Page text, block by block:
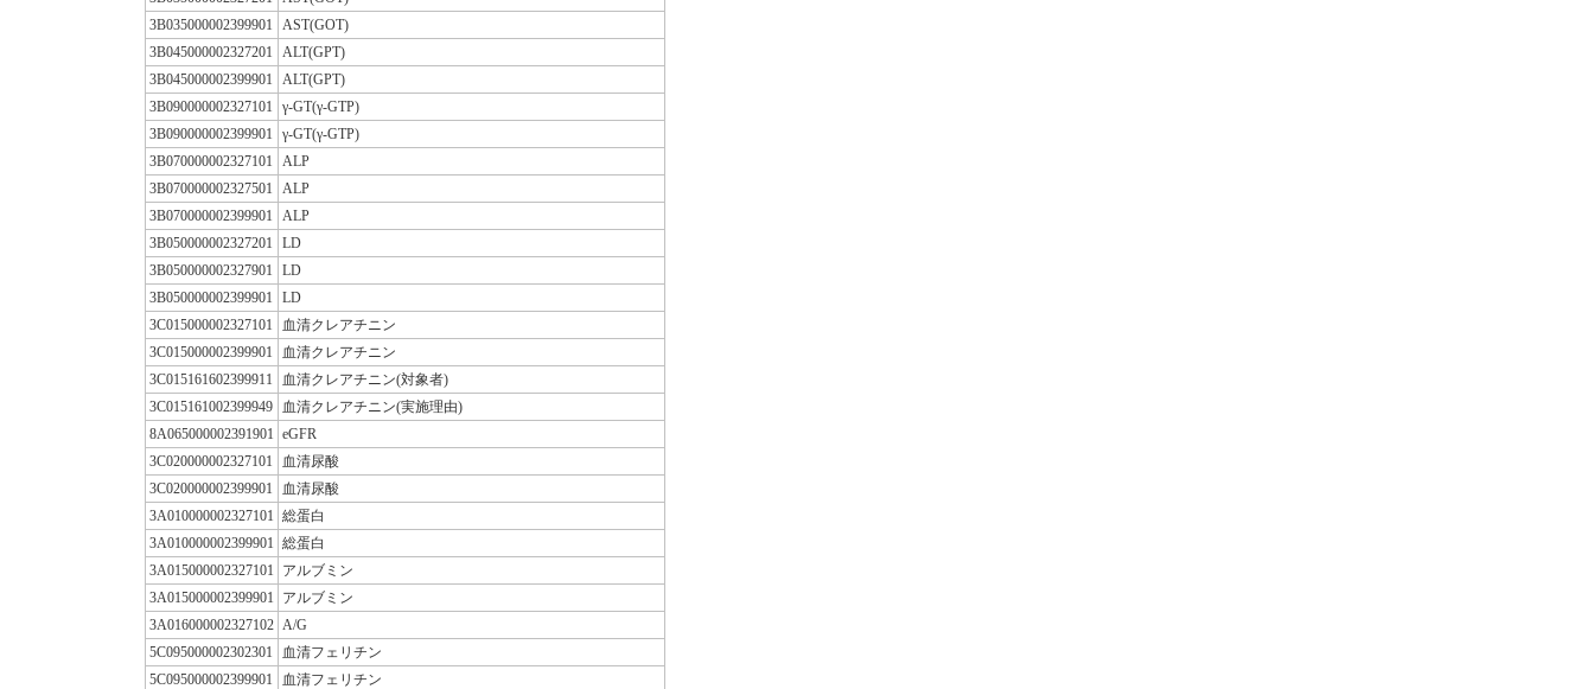
3B035000002399901
AST(GOT)
3B045000002327201
ALT(GPT)
3B045000002399901
ALT(GPT)
3B090000002327101
γ-GT(γ-GTP)
3B090000002399901
γ-GT(γ-GTP)
3B070000002327101
ALP
3B070000002327501
ALP
3B070000002399901
ALP
3B050000002327201
LD
3B050000002327901
LD
3B050000002399901
LD
3C015000002327101
血清クレアチニン
3C015000002399901
血清クレアチニン
3C015161602399911
血清クレアチニン(対象者)
3C015161002399949
血清クレアチニン(実施理由)
8A065000002391901
eGFR
3C020000002327101
血清尿酸
3C020000002399901
血清尿酸
3A010000002327101
総蛋白
3A010000002399901
総蛋白
3A015000002327101
アルブミン
3A015000002399901
アルブミン
3A016000002327102 A/G
5C095000002302301
血清フェリチン
5C095000002399901
血清フェリチン